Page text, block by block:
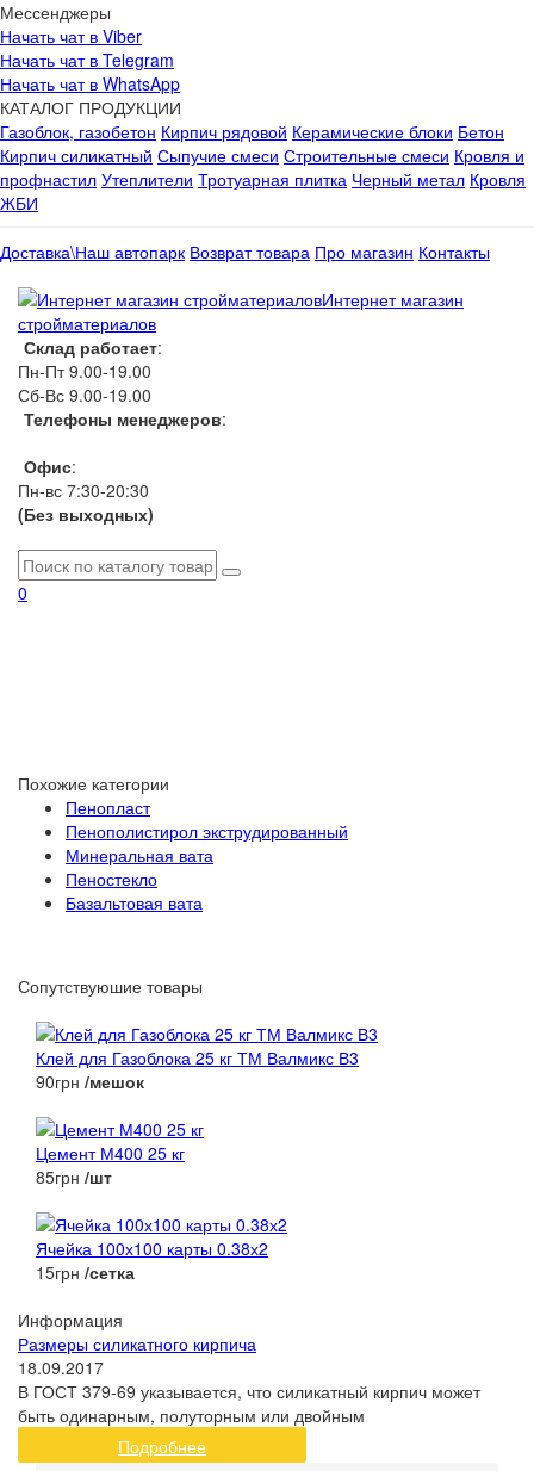
Мессенджеры
Начать чат в Viber
Начать чат в Telegram
Начать чат в WhatsApp
КАТАЛОГ ПРОДУКЦИИ
Газоблок, газобетон Кирпич рядовой Керамические блоки Бетон
Кирпич силикатный Сыпучие смеси Строительные смеси Кровля и
профнастил Утеплители Тротуарная плитка Черный метал Кровля
ЖБИ
Доставка\Наш автопарк Возврат товара Про магазин Контакты
Интернет магазин
стройматериалов
Склад работает:
Пн-Пт 9.00-19.00
Сб-Вс 9.00-19.00
Телефоны менеджеров:
Офис:
Пн-вс 7:30-20:30
(Без выходных)
0
Похожие категории
Пенопласт
Пенополистирол экструдированный
Минеральная вата
Пеностекло
Базальтовая вата
Сопутствуюшие товары
Клей для Газоблока 25 кг ТМ Валмикс В3
90грн /мешок
Цемент М400 25 кг
85грн /шт
Ячейка 100х100 карты 0.38х2
15грн /сетка
Информация
Размеры силикатного кирпича
18.09.2017
В ГОСТ 379-69 указывается, что силикатный кирпич может
быть одинарным, полуторным или двойным
Подробнее